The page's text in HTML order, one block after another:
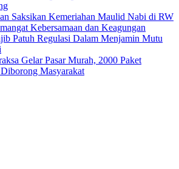
Saksikan Kemeriahan Maulid Nabi di RW
Kebersamaan dan Keagungan
Patuh Regulasi Dalam Menjamin Mutu
Gelar Pasar Murah, 2000 Paket
Masyarakat